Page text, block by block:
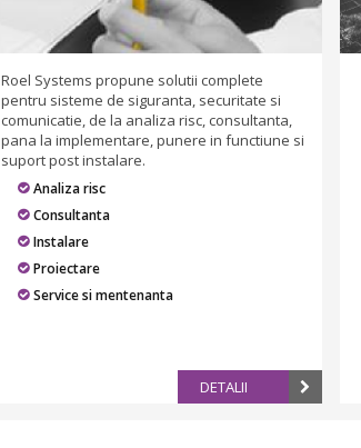
Roel Systems propune solutii complete
pentru sisteme de siguranta, securitate si
comunicatie, de la analiza risc, consultanta,
pana la implementare, punere in functiune si
suport post instalare.
Analiza risc
Consultanta
Instalare
Proiectare
Service si mentenanta
DETALII